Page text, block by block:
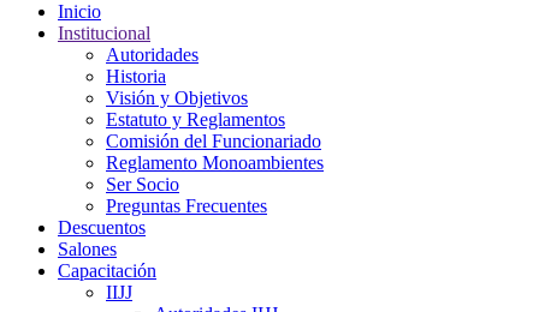
Inicio
Institucional
Autoridades
Historia
Visión y Objetivos
Estatuto y Reglamentos
Comisión del Funcionariado
Reglamento Monoambientes
Ser Socio
Preguntas Frecuentes
Descuentos
Salones
Capacitación
IIJJ